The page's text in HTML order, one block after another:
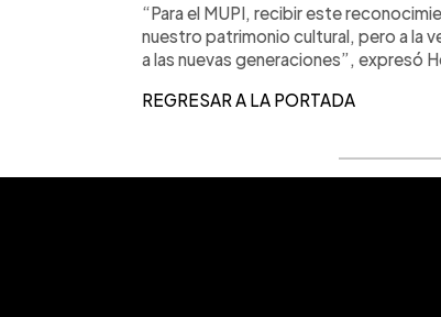
“Para el MUPI, recibir este
nuestro patrimonio cultural, pero a la
a las nuevas generaciones”, expresó
REGRESAR A LA PORTADA